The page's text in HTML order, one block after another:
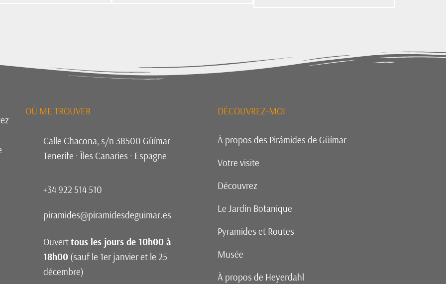
OÙ ME TROUVER
Calle Chacona, s/n 38500 Güímar
Tenerife · Îles Canaries · Espagne
+34 922 514 510
piramides@piramidesdeguimar.es
Ouverttous les jours de 10h00 à
18h00 (sauf le 1er janvier et le 25
décembre)
DÉCOUVREZ-MOI
À propos des Pirámides de Güímar
Votre visite
Découvrez
Le Jardin Botanique
Pyramides et Routes
Musée
À propos de Heyerdahl